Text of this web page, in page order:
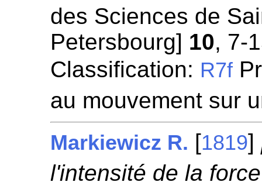
des Sciences de
Petersbourg] 10, 7-
Classification: R7f
au mouvement sur
Markiewicz R. [1819]
l'intensité de la